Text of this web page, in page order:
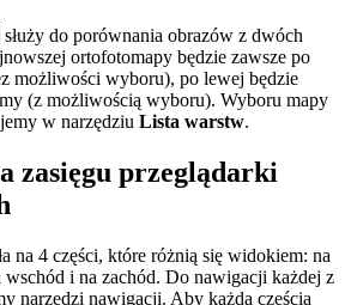
służy do porównania obrazów z dwóch
ortofotomapy będzie zawsze po
możliwości wyboru), po lewej będzie
(z możliwością wyboru). Wyboru mapy
w narzędziu Lista warstw.
zasięgu przeglądarki
na 4 części, które różnią się widokiem: na
wschód i na zachód. Do nawigacji każdej z
narzędzi nawigacji. Aby każdą częścią